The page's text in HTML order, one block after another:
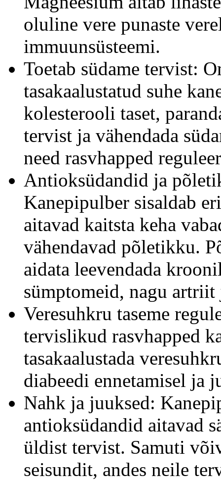
oluline vere punaste
immuunsüsteemi.
Toetab südame tervist:
tasakaalustatud suhe
kolesterooli taset,
tervist ja vähendada
need rasvhapped
Antioksüdandid ja
Kanepipulber sisaldab
aitavad kaitsta keha
vähendavad põletikku.
aidata leevendada
sümptomeid, nagu artriit
Veresuhkru taseme
tervislikud rasvhapped
tasakaalustada
diabeedi ennetamisel ja
Nahk ja juuksed:
antioksüdandid aitavad
üldist tervist. Samuti
seisundit, andes neile